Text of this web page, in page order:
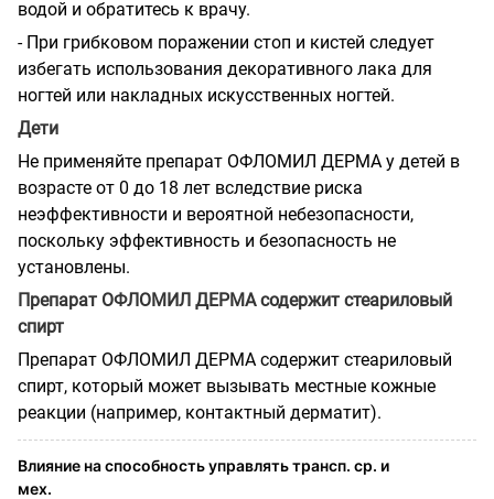
водой и обратитесь к врачу.
- При грибковом поражении стоп и кистей следует
избегать использования декоративного лака для
ногтей или накладных искусственных ногтей.
Дети
Не применяйте препарат ОФЛОМИЛ ДЕРМА у детей в
возрасте от 0 до 18 лет вследствие риска
неэффективности и вероятной небезопасности,
поскольку эффективность и безопасность не
установлены.
Препарат ОФЛОМИЛ ДЕРМА содержит стеариловый
спирт
Препарат ОФЛОМИЛ ДЕРМА содержит стеариловый
спирт, который может вызывать местные кожные
реакции (например, контактный дерматит).
Влияние на способность управлять трансп. ср. и
мех.